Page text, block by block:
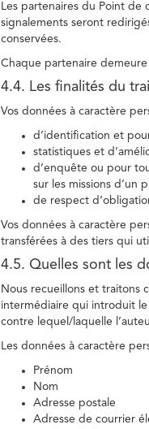
Les partenaires du Point de
signalements seront
conservées.
Chaque partenaire
4.4. Les finalités du
Vos données à caractère
d’identification et
statistiques et
d’enquête ou pour
sur les missions d’un
de respect
Vos données à caractère
transférées à des tiers qui
4.5. Quelles sont les
Nous recueillons et traitons
intermédiaire qui introduit le
contre lequel/laquelle
Les données à caractère
Prénom
Nom
Adresse postale
Adresse de courrier